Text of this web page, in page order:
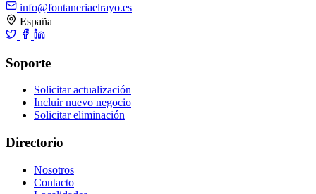
info@fontaneriaelrayo.es
España
Soporte
Solicitar actualización
Incluir nuevo negocio
Solicitar eliminación
Directorio
Nosotros
Contacto